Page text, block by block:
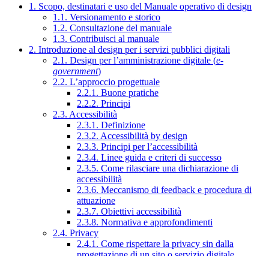
1. Scopo, destinatari e uso del Manuale operativo di design
1.1. Versionamento e storico
1.2. Consultazione del manuale
1.3. Contribuisci al manuale
2. Introduzione al design per i servizi pubblici digitali
2.1. Design per l’amministrazione digitale (e-
government)
2.2. L’approccio progettuale
2.2.1. Buone pratiche
2.2.2. Principi
2.3. Accessibilità
2.3.1. Definizione
2.3.2. Accessibilità by design
2.3.3. Principi per l’accessibilità
2.3.4. Linee guida e criteri di successo
2.3.5. Come rilasciare una dichiarazione di
accessibilità
2.3.6. Meccanismo di feedback e procedura di
attuazione
2.3.7. Obiettivi accessibilità
2.3.8. Normativa e approfondimenti
2.4. Privacy
2.4.1. Come rispettare la privacy sin dalla